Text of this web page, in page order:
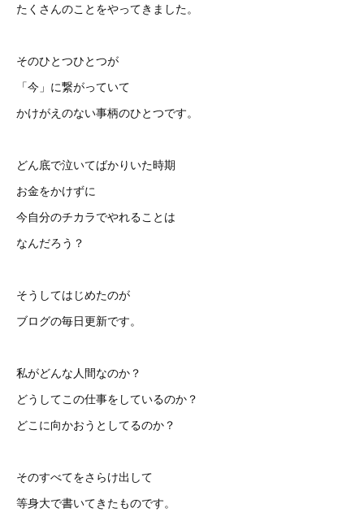
たくさんのことをやってきました。
そのひとつひとつが
「今」に繋がっていて
かけがえのない事柄のひとつです。
どん底で泣いてばかりいた時期
お金をかけずに
今自分のチカラでやれることは
なんだろう？
そうしてはじめたのが
ブログの毎日更新です。
私がどんな人間なのか？
どうしてこの仕事をしているのか？
どこに向かおうとしてるのか？
そのすべてをさらけ出して
等身大で書いてきたものです。